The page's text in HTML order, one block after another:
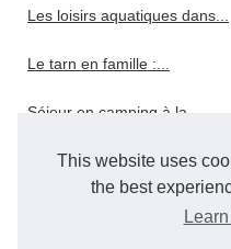
This website uses
the best
Les loisirs aquatiques dans...
Le tarn en famille :...
Séjour en camping à la...
Hébergement à la rochelle
Louer un mobil-home en...